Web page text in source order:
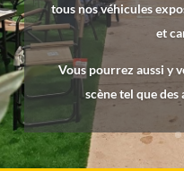
tous nos véhicules
et
Vous pourrez aussi y
scène tel que